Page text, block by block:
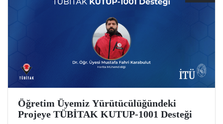
Öğretim Üyemiz Yürütücülüğündeki
Projeye TÜBİTAK KUTUP-1001 Desteği